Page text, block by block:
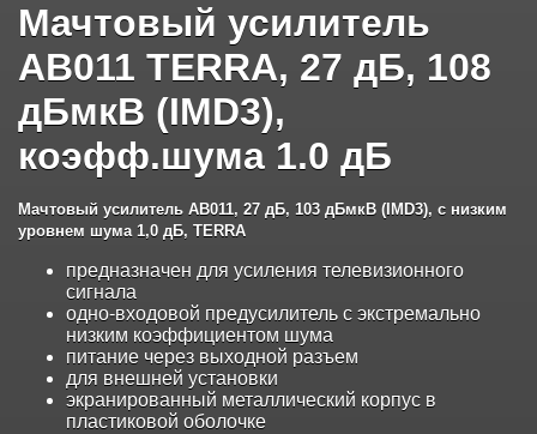
Мачтовый усилитель
AB011 TERRA, 27 дБ, 108
дБмкВ (IMD3),
коэфф.шума 1.0 дБ
Мачтовый усилитель AB011, 27 дБ, 103 дБмкВ (IMD3), с низким
уровнем шума 1,0 дБ, TERRA
предназначен для усиления телевизионного
сигнала
одно-входовой предусилитель с экстремально
низким коэффициентом шума
питание через выходной разъем
для внешней установки
экранированный металлический корпус в
пластиковой оболочке